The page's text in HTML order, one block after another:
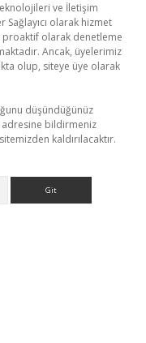
ve İletişim
Sağlayıcı olarak hizmet
olarak denetleme
Ancak, üyelerimiz
olup, siteye üye olarak
düşündüğünüz
adresine bildirmeniz
kaldırılacaktır.